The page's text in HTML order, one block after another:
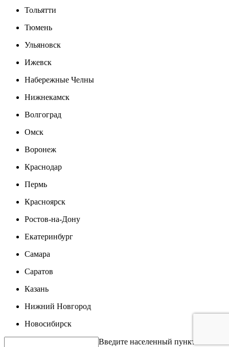
Тольятти
Тюмень
Ульяновск
Ижевск
Набережные Челны
Нижнекамск
Волгоград
Омск
Воронеж
Краснодар
Пермь
Красноярск
Ростов-на-Дону
Екатеринбург
Самара
Саратов
Казань
Нижний Новгород
Новосибирск
Введите населенный пункт